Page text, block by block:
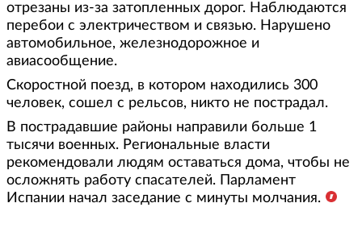
отрезаны из-за затопленных дорог. Наблюдаются
перебои с электричеством и связью. Нарушено
автомобильное, железнодорожное и
авиасообщение.
Скоростной поезд, в котором находились 300
человек, сошел с рельсов, никто не пострадал.
В пострадавшие районы направили больше 1
тысячи военных. Региональные власти
рекомендовали людям оставаться дома, чтобы не
осложнять работу спасателей. Парламент
Испании начал заседание с минуты молчания.